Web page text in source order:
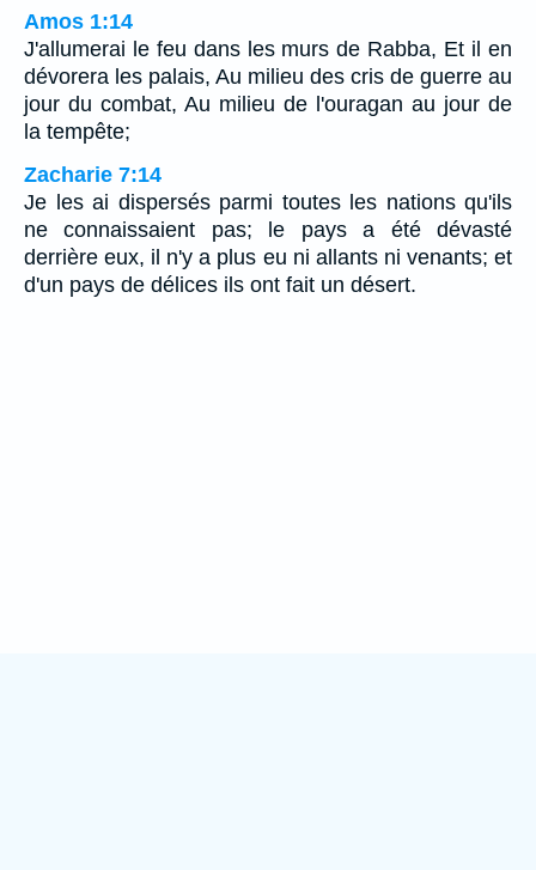
Amos 1:14
J'allumerai le feu dans les murs de Rabba, Et il en
dévorera les palais, Au milieu des cris de guerre au
jour du combat, Au milieu de l'ouragan au jour de
la tempête;
Zacharie 7:14
Je les ai dispersés parmi toutes les nations qu'ils
ne connaissaient pas; le pays a été dévasté
derrière eux, il n'y a plus eu ni allants ni venants; et
d'un pays de délices ils ont fait un désert.